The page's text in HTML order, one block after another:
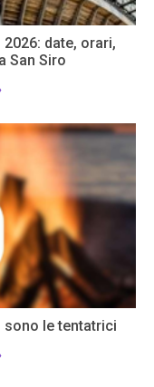
date, orari,
San Siro
sono le tentatrici